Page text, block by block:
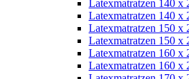
Latexmatratzen 140 x
Latexmatratzen 140 x
Latexmatratzen 150 x
Latexmatratzen 150 x
Latexmatratzen 160 x
Latexmatratzen 160 x